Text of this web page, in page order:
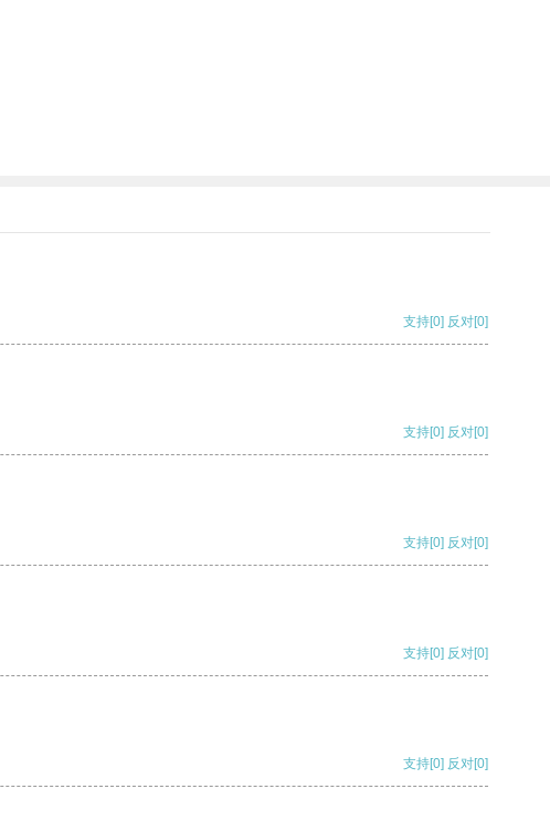
支持[0] 反对[0]
支持[0] 反对[0]
支持[0] 反对[0]
支持[0] 反对[0]
支持[0] 反对[0]